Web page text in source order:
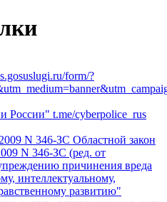
form/?
России" t.me/cyberpolice_rus
N 346-ЗС Областной закон
N 346-ЗС (ред. от
причинения вреда
интеллектуальному,
развитию"